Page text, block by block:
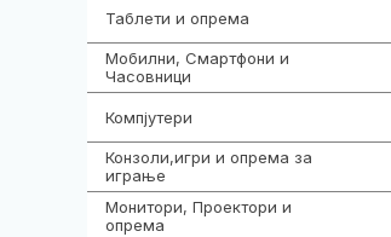
Таблети и опрема
Мобилни, Смартфони и
Часовници
Компјутери
Конзоли,игри и опрема за
играње
Монитори, Проектори и
опрема